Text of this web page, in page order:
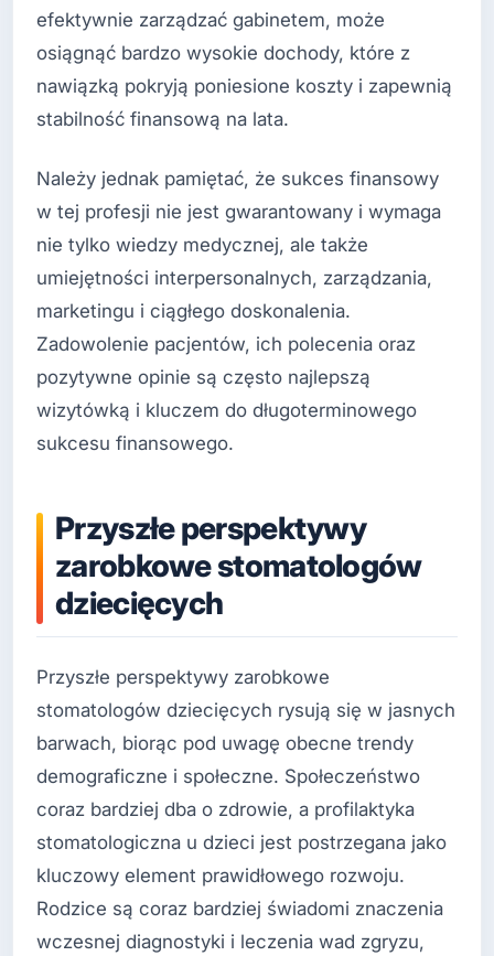
efektywnie zarządzać gabinetem, może
osiągnąć bardzo wysokie dochody, które z
nawiązką pokryją poniesione koszty i zapewnią
stabilność finansową na lata.
Należy jednak pamiętać, że sukces finansowy
w tej profesji nie jest gwarantowany i wymaga
nie tylko wiedzy medycznej, ale także
umiejętności interpersonalnych, zarządzania,
marketingu i ciągłego doskonalenia.
Zadowolenie pacjentów, ich polecenia oraz
pozytywne opinie są często najlepszą
wizytówką i kluczem do długoterminowego
sukcesu finansowego.
Przyszłe perspektywy
zarobkowe stomatologów
dziecięcych
Przyszłe perspektywy zarobkowe
stomatologów dziecięcych rysują się w jasnych
barwach, biorąc pod uwagę obecne trendy
demograficzne i społeczne. Społeczeństwo
coraz bardziej dba o zdrowie, a profilaktyka
stomatologiczna u dzieci jest postrzegana jako
kluczowy element prawidłowego rozwoju.
Rodzice są coraz bardziej świadomi znaczenia
wczesnej diagnostyki i leczenia wad zgryzu,